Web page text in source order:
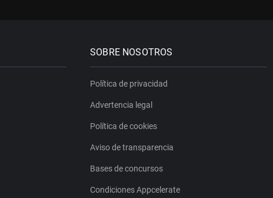
SOBRE NOSOTROS
Política de privacidad
Advertencia legal
Política de cookies
Aviso de transparencia
Bases de concursos
Condiciones Appcelerate